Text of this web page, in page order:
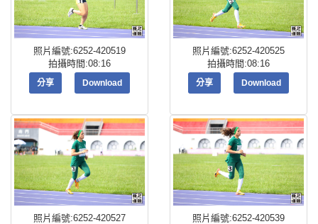
照片編號:6252-420519
拍攝時間:08:16
分享 Download
照片編號:6252-420525
拍攝時間:08:16
分享 Download
照片編號:6252-420527
照片編號:6252-420539